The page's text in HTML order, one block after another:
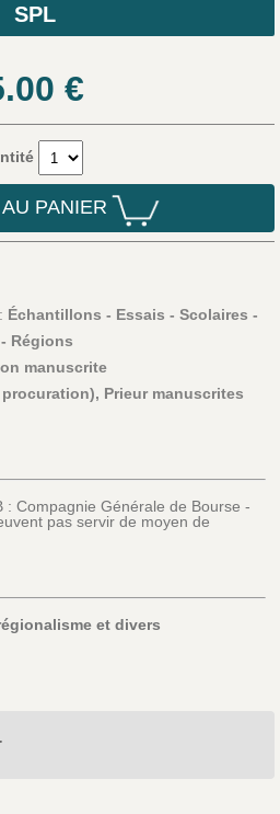
SPL
€
PANIER
Échantillons - Essais - Scolaires -
Régions
manuscrite
Prieur manuscrites
: Compagnie Générale de Bourse -
pas servir de moyen de
et divers